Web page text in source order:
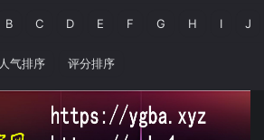
B C D E F G H I J
人气排序 评分排序